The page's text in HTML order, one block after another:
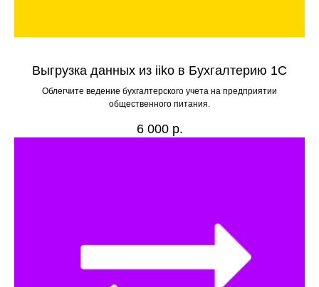
Выгрузка данных из iiko в Бухгалтерию 1С
Облегчите ведение бухгалтерского учета на предприятии
общественного питания.
6 000 р.